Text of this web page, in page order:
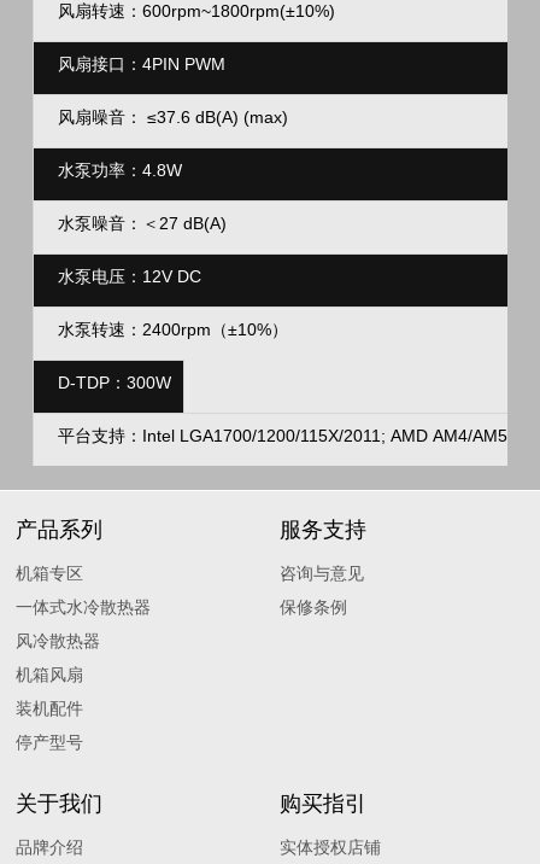
风扇转速：600rpm~1800rpm(±10%)
风扇接口：4PIN PWM
风扇噪音： ≤37.6 dB(A) (max)
水泵功率：4.8W
水泵噪音：＜27 dB(A)
水泵电压：12V DC
水泵转速：2400rpm（±10%）
D-TDP：300W
平台支持：Intel LGA1700/1200/115X/2011; AMD AM4/AM5
产品系列
机箱专区
一体式水冷散热器
风冷散热器
机箱风扇
装机配件
停产型号
服务支持
咨询与意见
保修条例
关于我们
品牌介绍
购买指引
实体授权店铺